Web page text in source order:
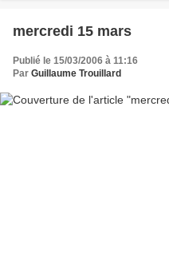
mercredi 15 mars
Publié le 15/03/2006 à 11:16
Par Guillaume Trouillard